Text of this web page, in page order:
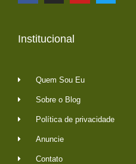
Institucional
Quem Sou Eu
Sobre o Blog
Política de privacidade
Anuncie
Contato